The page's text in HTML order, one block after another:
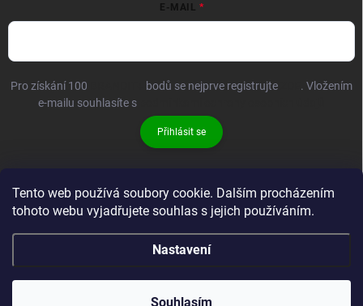
Tento web používá soubory cookie. Dalším procházením
tohoto webu vyjadřujete souhlas s jejich používáním.
Nastavení
Souhlasím
E-MAIL
Pro získání 100 bodů se nejprve registrujte
. Vložením
e-mailu souhlasíte s
Přihlásit se
Brandit-store.cz . Všechna práva vyhrazena.